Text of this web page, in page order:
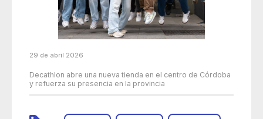
29 de abril 2026
Decathlon abre una nueva tienda en el centro de Córdoba
y refuerza su presencia en la provincia